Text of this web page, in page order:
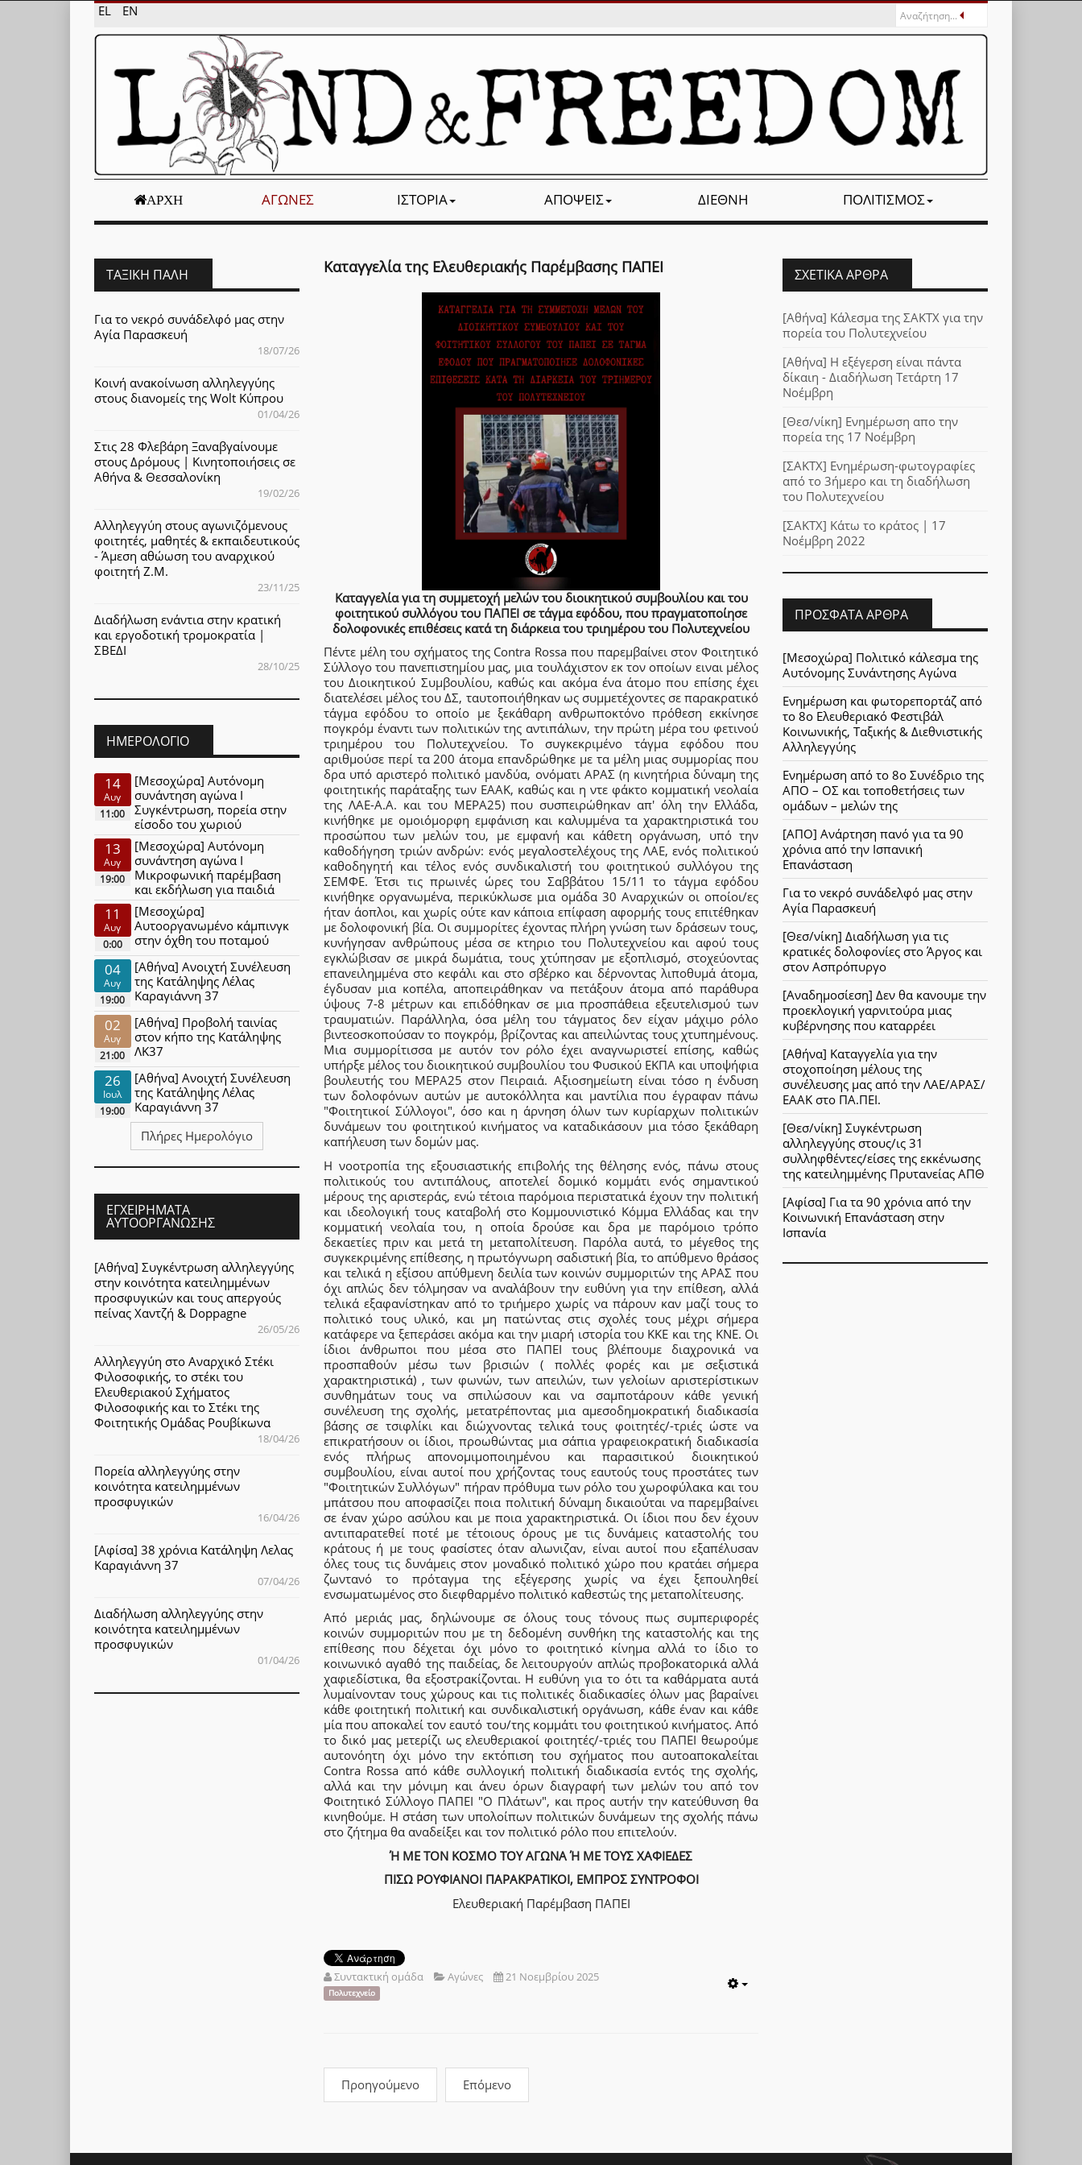
EL EN
ΑΡΧΉ ΑΓΏΝΕΣ ΙΣΤΟΡΊΑ ΑΠΌΨΕΙΣ ΔΙΕΘΝΉ ΠΟΛΙΤΙΣΜΌΣ
Καταγγελία της Ελευθεριακής Παρέμβασης ΠΑΠΕΙ
Καταγγελία για τη συμμετοχή μελών του διοικητικού συμβουλίου και του
φοιτητικού συλλόγου του ΠΑΠΕΙ σε τάγμα εφόδου, που πραγματοποίησε
δολοφονικές επιθέσεις κατά τη διάρκεια του τριημέρου του Πολυτεχνείου
Πέντε μέλη του σχήματος της Contra Rossa που παρεμβαίνει στον Φοιτητικό
Σύλλογο του πανεπιστημίου μας, μια τουλάχιστον εκ τον οποίων ειναι μέλος
του Διοικητικού Συμβουλίου, καθώς και ακόμα ένα άτομο που επίσης έχει
διατελέσει μέλος του ΔΣ, ταυτοποιήθηκαν ως συμμετέχοντες σε παρακρατικό
τάγμα εφόδου το οποίο με ξεκάθαρη ανθρωποκτόνο πρόθεση εκκίνησε
πογκρόμ έναντι των πολιτικών της αντιπάλων, την πρώτη μέρα του φετινού
τριημέρου του Πολυτεχνείου. Το συγκεκριμένο τάγμα εφόδου που
αριθμούσε περί τα 200 άτομα επανδρώθηκε με τα μέλη μιας συμμορίας που
δρα υπό αριστερό πολιτικό μανδύα, ονόματι ΑΡΑΣ (η κινητήρια δύναμη της
φοιτητικής παράταξης των ΕΑΑΚ, καθώς και η ντε φάκτο κομματική νεολαία
της ΛΑΕ-Α.Α. και του ΜΕΡΑ25) που συσπειρώθηκαν απ' όλη την Ελλάδα,
κινήθηκε με ομοιόμορφη εμφάνιση και καλυμμένα τα χαρακτηριστικά του
προσώπου των μελών του, με εμφανή και κάθετη οργάνωση, υπό την
καθοδήγηση τριών ανδρών: ενός μεγαλοστελέχους της ΛΑΕ, ενός πολιτικού
καθοδηγητή και τέλος ενός συνδικαλιστή του φοιτητικού συλλόγου της
ΣΕΜΦΕ. Έτσι τις πρωινές ώρες του Σαββάτου 15/11 το τάγμα εφόδου
κινήθηκε οργανωμένα, περικύκλωσε μια ομάδα 30 Αναρχικών οι οποίοι/ες
ήταν άοπλοι, και χωρίς ούτε καν κάποια επίφαση αφορμής τους επιτέθηκαν
με δολοφονική βία. Οι συμμορίτες έχοντας πλήρη γνώση των δράσεων τους,
κυνήγησαν ανθρώπους μέσα σε κτηριο του Πολυτεχνείου και αφού τους
εγκλώβισαν σε μικρά δωμάτια, τους χτύπησαν με εξοπλισμό, στοχεύοντας
επανειλημμένα στο κεφάλι και στο σβέρκο και δέρνοντας λιποθυμά άτομα,
έγδυσαν μια κοπέλα, αποπειράθηκαν να πετάξουν άτομα από παράθυρα
ύψους 7-8 μέτρων και επιδόθηκαν σε μια προσπάθεια εξευτελισμού των
τραυματιών. Παράλληλα, όσα μέλη του τάγματος δεν είχαν μάχιμο ρόλο
βιντεοσκοπούσαν το πογκρόμ, βρίζοντας και απειλώντας τους χτυπημένους.
Μια συμμορίτισσα με αυτόν τον ρόλο έχει αναγνωριστεί επίσης, καθώς
υπήρξε μέλος του διοικητικού συμβουλίου του Φυσικού ΕΚΠΑ και υποψήφια
βουλευτής του ΜΕΡΑ25 στον Πειραιά. Αξιοσημείωτη είναι τόσο η ένδυση
των δολοφόνων αυτών με αυτοκόλλητα και μαντίλια που έγραφαν πάνω
"Φοιτητικοί Σύλλογοι", όσο και η άρνηση όλων των κυρίαρχων πολιτικών
δυνάμεων του φοιτητικού κινήματος να καταδικάσουν μια τόσο ξεκάθαρη
καπήλευση των δομών μας.
Η νοοτροπία της εξουσιαστικής επιβολής της θέλησης ενός, πάνω στους
πολιτικούς του αντιπάλους, αποτελεί δομικό κομμάτι ενός σημαντικού
μέρους της αριστεράς, ενώ τέτοια παρόμοια περιστατικά έχουν την πολιτική
και ιδεολογική τους καταβολή στο Κομμουνιστικό Κόμμα Ελλάδας και την
κομματική νεολαία του, η οποία δρούσε και δρα με παρόμοιο τρόπο
δεκαετίες πριν και μετά τη μεταπολίτευση. Παρόλα αυτά, το μέγεθος της
συγκεκριμένης επίθεσης, η πρωτόγνωρη σαδιστική βία, το απύθμενο θράσος
και τελικά η εξίσου απύθμενη δειλία των κοινών συμμοριτών της ΑΡΑΣ που
όχι απλώς δεν τόλμησαν να αναλάβουν την ευθύνη για την επίθεση, αλλά
τελικά εξαφανίστηκαν από το τριήμερο χωρίς να πάρουν καν μαζί τους το
πολιτικό τους υλικό, και μη πατώντας στις σχολές τους μέχρι σήμερα
κατάφερε να ξεπεράσει ακόμα και την μιαρή ιστορία του ΚΚΕ και της ΚΝΕ. Οι
ίδιοι άνθρωποι που μέσα στο ΠΑΠΕΙ τους βλέπουμε διαχρονικά να
προσπαθούν μέσω των βρισιών ( πολλές φορές και με σεξιστικά
χαρακτηριστικά) , των φωνών, των απειλών, των γελοίων αριστερίστικων
συνθημάτων τους να σπιλώσουν και να σαμποτάρουν κάθε γενική
συνέλευση της σχολής, μετατρέποντας μια αμεσοδημοκρατική διαδικασία
βάσης σε τσιφλίκι και διώχνοντας τελικά τους φοιτητές/-τριές ώστε να
επικρατήσουν οι ίδιοι, προωθώντας μια σάπια γραφειοκρατική διαδικασία
ενός πλήρως απονομιμοποιημένου και παρασιτικού διοικητικού
συμβουλίου, είναι αυτοί που χρήζοντας τους εαυτούς τους προστάτες των
"Φοιτητικών Συλλόγων" πήραν πρόθυμα των ρόλο του χωροφύλακα και του
μπάτσου που αποφασίζει ποια πολιτική δύναμη δικαιούται να παρεμβαίνει
σε έναν χώρο ασύλου και με ποια χαρακτηριστικά. Οι ίδιοι που δεν έχουν
αντιπαρατεθεί ποτέ με τέτοιους όρους με τις δυνάμεις καταστολής του
κράτους ή με τους φασίστες όταν αλωνιζαν, είναι αυτοί που εξαπέλυσαν
όλες τους τις δυνάμεις στον μοναδικό πολιτικό χώρο που κρατάει σήμερα
ζωντανό το πρόταγμα της εξέγερσης χωρίς να έχει ξεπουληθεί
ενσωματωμένος στο διεφθαρμένο πολιτικό καθεστώς της μεταπολίτευσης.
Από μεριάς μας, δηλώνουμε σε όλους τους τόνους πως συμπεριφορές
κοινών συμμοριτών που με τη δεδομένη συνθήκη της καταστολής και της
επίθεσης που δέχεται όχι μόνο το φοιτητικό κίνημα αλλά το ίδιο το
κοινωνικό αγαθό της παιδείας, δε λειτουργούν απλώς προβοκατορικά αλλά
χαφιεδίστικα, θα εξοστρακίζονται. Η ευθύνη για το ότι τα καθάρματα αυτά
λυμαίνονταν τους χώρους και τις πολιτικές διαδικασίες όλων μας βαραίνει
κάθε φοιτητική πολιτική και συνδικαλιστική οργάνωση, κάθε έναν και κάθε
μία που αποκαλεί τον εαυτό του/της κομμάτι του φοιτητικού κινήματος. Από
το δικό μας μετερίζι ως ελευθεριακοί φοιτητές/-τριές του ΠΑΠΕΙ θεωρούμε
αυτονόητη όχι μόνο την εκτόπιση του σχήματος που αυτοαποκαλείται
Contra Rossa από κάθε συλλογική πολιτική διαδικασία εντός της σχολής,
αλλά και την μόνιμη και άνευ όρων διαγραφή των μελών του από τον
Φοιτητικό Σύλλογο ΠΑΠΕΙ "Ο Πλάτων", και προς αυτήν την κατεύθυνση θα
κινηθούμε. Η στάση των υπολοίπων πολιτικών δυνάμεων της σχολής πάνω
στο ζήτημα θα αναδείξει και τον πολιτικό ρόλο που επιτελούν.
Ή ΜΕ ΤΟΝ ΚΟΣΜΟ ΤΟΥ ΑΓΩΝΑ Ή ΜΕ ΤΟΥΣ ΧΑΦΙΕΔΕΣ
ΠΙΣΩ ΡΟΥΦΙΑΝΟΙ ΠΑΡΑΚΡΑΤΙΚΟΙ, ΕΜΠΡΟΣ ΣΥΝΤΡΟΦΟΙ
Ελευθεριακή Παρέμβαση ΠΑΠΕΙ
Συντακτική ομάδα Αγώνες 21 Νοεμβρίου 2025
Πολυτεχνείο
Προηγούμενο Επόμενο
ΤΑΞΙΚΉ ΠΆΛΗ
Για το νεκρό συνάδελφό μας στην
Αγία Παρασκευή
18/07/26
Κοινή ανακοίνωση αλληλεγγύης
στους διανομείς της Wolt Κύπρου
01/04/26
Στις 28 Φλεβάρη Ξαναβγαίνουμε
στους Δρόμους | Κινητοποιήσεις σε
Αθήνα & Θεσσαλονίκη
19/02/26
Αλληλεγγύη στους αγωνιζόμενους
φοιτητές, μαθητές & εκπαιδευτικούς
- Άμεση αθώωση του αναρχικού
φοιτητή Ζ.Μ.
23/11/25
Διαδήλωση ενάντια στην κρατική
και εργοδοτική τρομοκρατία |
ΣΒΕΔΙ
28/10/25
ΗΜΕΡΟΛΌΓΙΟ
14
Αυγ
11:00
[Μεσοχώρα] Αυτόνομη
συνάντηση αγώνα Ι
Συγκέντρωση, πορεία στην
είσοδο του χωριού
13
Αυγ
19:00
[Μεσοχώρα] Αυτόνομη
συνάντηση αγώνα Ι
Μικροφωνική παρέμβαση
και εκδήλωση για παιδιά
11
Αυγ
0:00
[Μεσοχώρα]
Αυτοοργανωμένο κάμπινγκ
στην όχθη του ποταμού
04
Αυγ
19:00
[Αθήνα] Ανοιχτή Συνέλευση
της Κατάληψης Λέλας
Καραγιάννη 37
02
Αυγ
21:00
[Αθήνα] Προβολή ταινίας
στον κήπο της Κατάληψης
ΛΚ37
26
Ιουλ
19:00
[Αθήνα] Ανοιχτή Συνέλευση
της Κατάληψης Λέλας
Καραγιάννη 37
Πλήρες Ημερολόγιο
ΕΓΧΕΙΡΉΜΑΤΑ
ΑΥΤΟΟΡΓΆΝΩΣΗΣ
[Αθήνα] Συγκέντρωση αλληλεγγύης
στην κοινότητα κατειλημμένων
προσφυγικών και τους απεργούς
πείνας Χαντζή & Doppagne
26/05/26
Αλληλεγγύη στο Αναρχικό Στέκι
Φιλοσοφικής, το στέκι του
Ελευθεριακού Σχήματος
Φιλοσοφικής και το Στέκι της
Φοιτητικής Ομάδας Ρουβίκωνα
18/04/26
Πορεία αλληλεγγύης στην
κοινότητα κατειλημμένων
προσφυγικών
16/04/26
[Αφίσα] 38 χρόνια Κατάληψη Λελας
Καραγιάννη 37
07/04/26
Διαδήλωση αλληλεγγύης στην
κοινότητα κατειλημμένων
προσφυγικών
01/04/26
ΣΧΕΤΙΚΆ ΆΡΘΡΑ
[Αθήνα] Κάλεσμα της ΣΑΚΤΧ για την
πορεία του Πολυτεχνείου
[Αθήνα] Η εξέγερση είναι πάντα
δίκαιη - Διαδήλωση Τετάρτη 17
Νοέμβρη
[Θεσ/νίκη] Ενημέρωση απο την
πορεία της 17 Νοέμβρη
[ΣΑΚΤΧ] Ενημέρωση-φωτογραφίες
από το 3ήμερο και τη διαδήλωση
του Πολυτεχνείου
[ΣΑΚΤΧ] Κάτω το κράτος | 17
Νοέμβρη 2022
ΠΡΌΣΦΑΤΑ ΆΡΘΡΑ
[Μεσοχώρα] Πολιτικό κάλεσμα της
Αυτόνομης Συνάντησης Αγώνα
Ενημέρωση και φωτορεπορτάζ από
το 8ο Ελευθεριακό Φεστιβάλ
Κοινωνικής, Ταξικής & Διεθνιστικής
Αλληλεγγύης
Ενημέρωση από το 8ο Συνέδριο της
ΑΠΟ – ΟΣ και τοποθετήσεις των
ομάδων – μελών της
[ΑΠΟ] Ανάρτηση πανό για τα 90
χρόνια από την Ισπανική
Επανάσταση
Για το νεκρό συνάδελφό μας στην
Αγία Παρασκευή
[Θεσ/νίκη] Διαδήλωση για τις
κρατικές δολοφονίες στο Άργος και
στον Ασπρόπυργο
[Αναδημοσίεση] Δεν θα κανουμε την
προεκλογική γαρνιτούρα μιας
κυβέρνησης που καταρρέει
[Αθήνα] Καταγγελία για την
στοχοποίηση μέλους της
συνέλευσης μας από την ΛΑΕ/ΑΡΑΣ/
ΕΑΑΚ στο ΠΑ.ΠΕΙ.
[Θεσ/νίκη] Συγκέντρωση
αλληλεγγύης στους/ις 31
συλληφθέντες/είσες της εκκένωσης
της κατειλημμένης Πρυτανείας ΑΠΘ
[Αφίσα] Για τα 90 χρόνια από την
Κοινωνική Επανάσταση στην
Ισπανία